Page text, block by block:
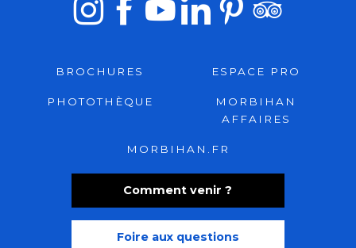
Comment venir ?
Foire aux questions
BROCHURES ESPACE PRO
PHOTOTHÈQUE
MORBIHAN
AFFAIRES
MORBIHAN.FR